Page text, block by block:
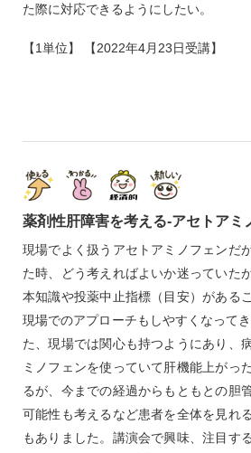
た際に対応できるようにしたい。
【1単位】 【2022年4月23日受講】
薬剤性肝障害を考える‐アセトアミ
現場でよく扱うアセトアミノフェンだ
た時、どう考えればよいか迷っていた
本知識や投薬中止指標（目安）がある
現場でのアプローチもしやすくなって
た、現場では関心も持つようにあり、
ミノフェンを使っていて肝機能上がっ
るが、今までの経過からもともとの胆
可能性も考えるなど患者を全体を見れ
もありました。講演会で興味、注目す